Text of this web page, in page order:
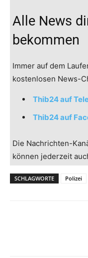
Alle News
bekommen
Immer auf dem
kostenlosen News-
Thib24 auf
Thib24 auf
Die Nachrichten-
können jederzeit
SCHLAGWORTE Polizei